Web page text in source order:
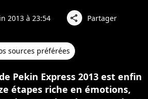
2013 à 23:54 share Partager
sources préférées
Pekin Express 2013 est enfin
étapes riche en émotions,